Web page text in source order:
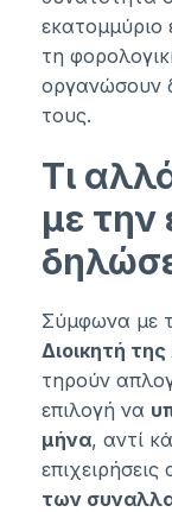
εκατομμύριο
τη
οργανώσουν
τους.
Τι
με την
Σύμφωνα με
Διοικητή
τηρούν
επιλογή να
μήνα, αντί
των